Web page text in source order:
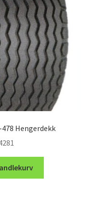
478 Hengerdekk